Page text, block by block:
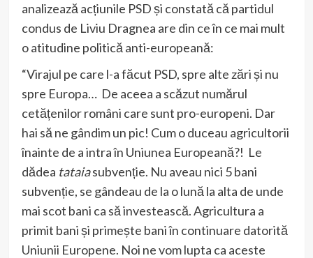
analizează acțiunile PSD și constată că partidul
condus de Liviu Dragnea are din ce în ce mai mult
o atitudine politică anti-europeană:
“Virajul pe care l-a făcut PSD, spre alte zări și nu
spre Europa… De aceea a scăzut numărul
cetățenilor români care sunt pro-europeni. Dar
hai să ne gândim un pic! Cum o duceau agricultorii
înainte de a intra în Uniunea Europeană?! Le
dădea tataiasubvenție. Nu aveau nici 5 bani
subvenție, se gândeau de la o lună la alta de unde
mai scot bani ca să investească. Agricultura a
primit bani și primește bani în continuare datorită
Uniunii Europene. Noi ne vom lupta ca aceste